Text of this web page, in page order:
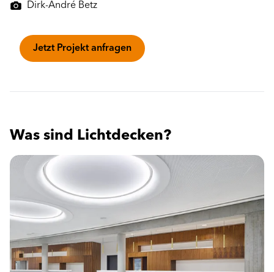
Dirk-André Betz
Jetzt Projekt anfragen
Was sind Lichtdecken?